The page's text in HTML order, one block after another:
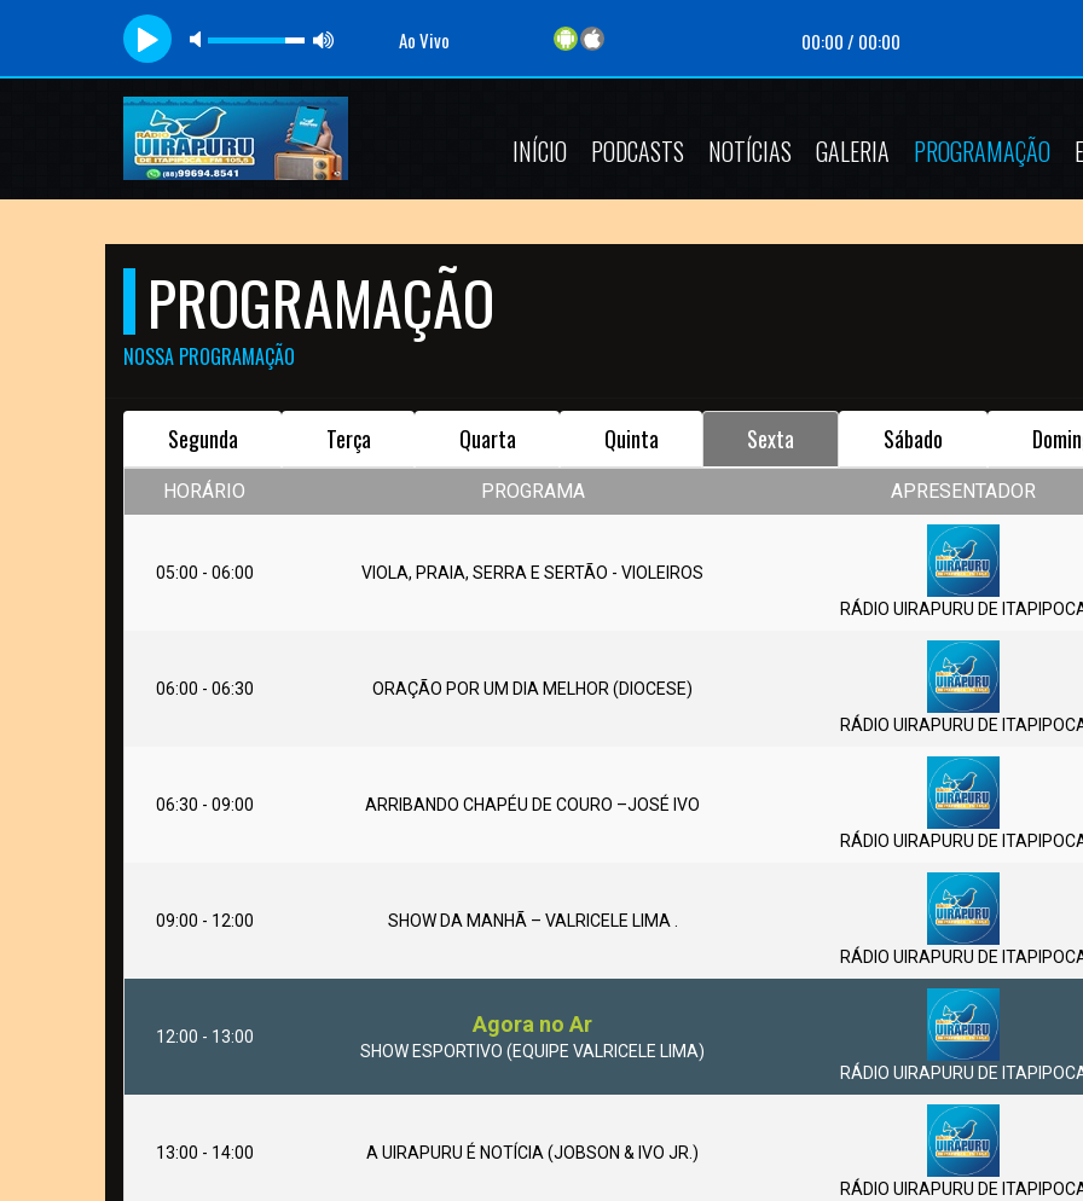
Ao Vivo 00:00/ 00:00
INÍCIO PODCASTS NOTÍCIAS GALERIA PROGRAMAÇÃO
PROGRAMAÇÃO
NOSSA PROGRAMAÇÃO
Segunda Terça Quarta Quinta Sexta Sábado
HORÁRIO PROGRAMA APRESENTADOR
05:00 - 06:00
VIOLA, PRAIA, SERRA E SERTÃO - VIOLEIROS
RÁDIO UIRAPURU DE
06:00 - 06:30
ORAÇÃO POR UM DIA MELHOR (DIOCESE)
RÁDIO UIRAPURU DE
06:30 - 09:00
ARRIBANDO CHAPÉU DE COURO –JOSÉ IVO
RÁDIO UIRAPURU DE
09:00 - 12:00
SHOW DA MANHÃ – VALRICELE LIMA .
RÁDIO UIRAPURU DE
12:00 - 13:00 Agora no Ar
SHOW ESPORTIVO (EQUIPE VALRICELE LIMA)
RÁDIO UIRAPURU DE
13:00 - 14:00
A UIRAPURU É NOTÍCIA (JOBSON & IVO JR.)
RÁDIO UIRAPURU DE